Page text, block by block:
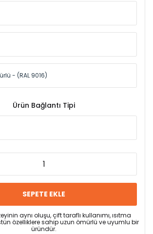
Ürün Bağlantı Tipi
SEPETE EKLE
aynı oluşu, çift taraflı kullanımı, ısıtma
özelliklere sahip uzun ömürlü ve uyumlu bir
üründür.